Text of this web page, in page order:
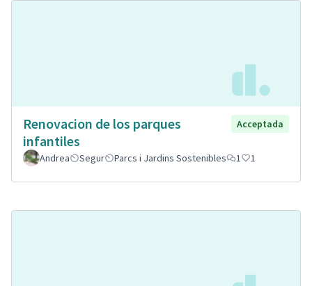
Renovacion de los parques
infantiles
Acceptada
Andrea Segur Parcs i Jardins Sostenibles 1 1